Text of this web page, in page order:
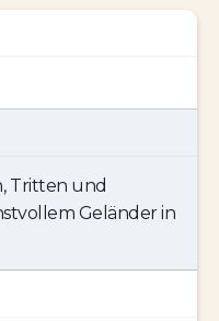
Tritten und
Geländer in